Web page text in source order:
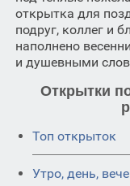
открытка для
подруг, коллег и
наполнено
и душевными
Открытки
Топ открыток
Утро, день,